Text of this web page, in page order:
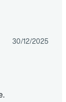
30/12/2025